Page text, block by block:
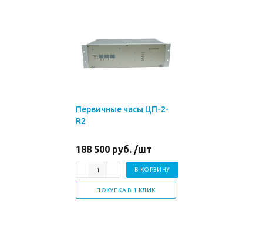
Первичные часы ЦП-2-
R2
188 500 руб. /шт
В КОРЗИНУ
ПОКУПКА В 1 КЛИК